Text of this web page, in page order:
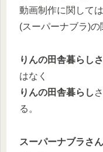
動画制作に関して
(スーパーナブラ)の
りんの田舎暮らし
はなく
りんの田舎暮らし
る。
スーパーナブラさん